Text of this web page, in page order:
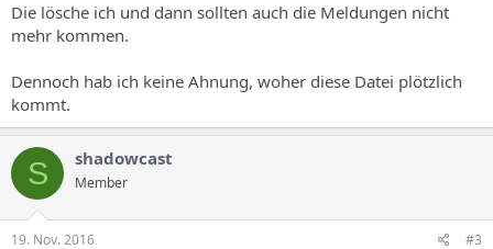
Die lösche ich und dann sollten auch die Meldungen nicht
mehr kommen.
Dennoch hab ich keine Ahnung, woher diese Datei plötzlich
kommt.
S shadowcast
Member
19. Nov. 2016 #3